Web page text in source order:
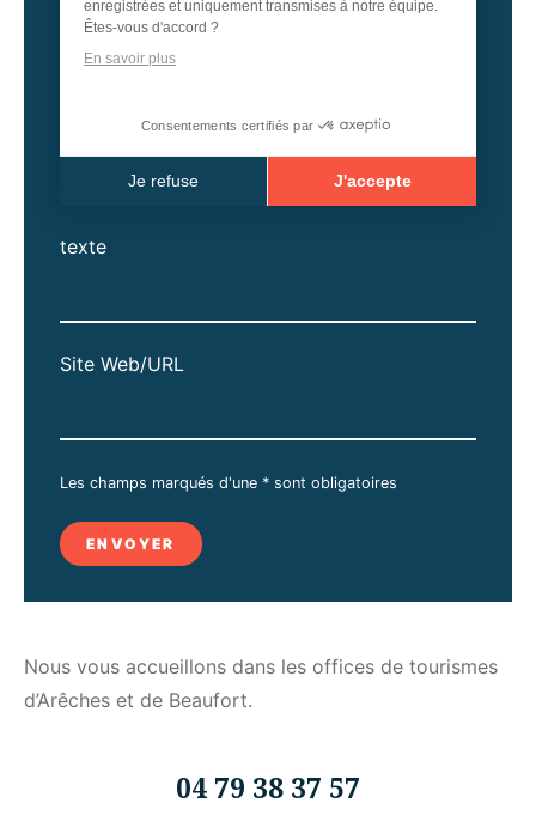
enregistrées et uniquement transmises à notre équipe.
Êtes-vous d'accord ?
En savoir plus
Consentements certifiés par
Je refuse J'accepte
texte
Site Web/URL
Les champs marqués d'une * sont obligatoires
ENVOYER
Nous vous accueillons dans les offices de tourismes
d’Arêches et de Beaufort.
04 79 38 37 57